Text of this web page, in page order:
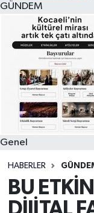
GÜNDEM
Genel
HABERLER
BU
Haber Arşivi